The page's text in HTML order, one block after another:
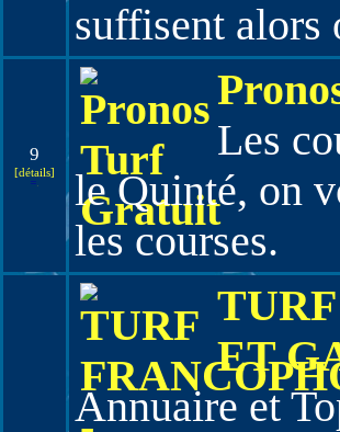
suffisent alors
9
[détails]
Les
le Quinté, on
les courses.
ET
Annuaire et